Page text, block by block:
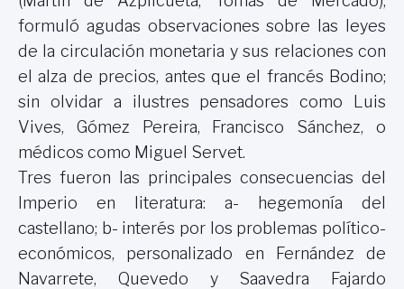
formuló agudas observaciones sobre las leyes
de la circulación monetaria y sus relaciones con
el alza de precios, antes que el francés Bodino;
sin olvidar a ilustres pensadores como Luis
Vives, Gómez Pereira, Francisco Sánchez, o
médicos como Miguel Servet.
Tres fueron las principales consecuencias del
Imperio en literatura: a- hegemonía del
castellano; b- interés por los problemas político-
económicos, personalizado en Fernández de
Navarrete, Quevedo y Saavedra Fajardo